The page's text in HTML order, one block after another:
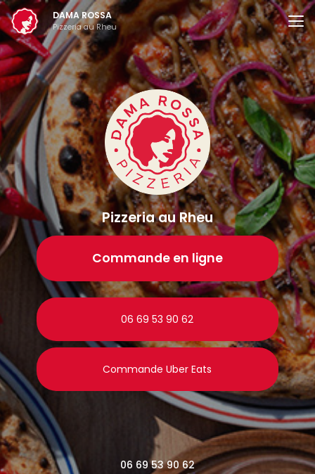
Aller
au
contenu
principal
DAMA ROSSA
Pizzeria au Rheu
Pizzeria au Rheu
Commande en ligne
06 69 53 90 62
Commande Uber Eats
06 69 53 90 62